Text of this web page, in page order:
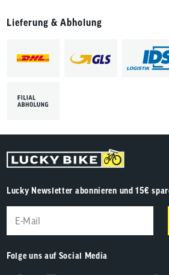
Lieferung & Abholung
Lucky Newsletter abonnieren und 15€
Folge uns auf Social Media